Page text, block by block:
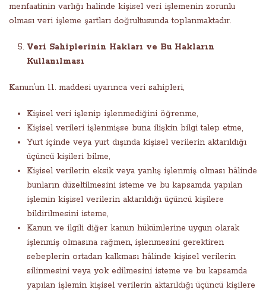
menfaatinin varlığı halinde kişisel veri işlemenin zorunlu
olması veri işleme şartları doğrultusunda toplanmaktadır.
Veri Sahiplerinin Hakları ve Bu Hakların
Kullanılması
Kanun’un 11. maddesi uyarınca veri sahipleri,
Kişisel veri işlenip işlenmediğini öğrenme,
Kişisel verileri işlenmişse buna ilişkin bilgi talep etme,
Yurt içinde veya yurt dışında kişisel verilerin aktarıldığı
üçüncü kişileri bilme,
Kişisel verilerin eksik veya yanlış işlenmiş olması hâlinde
bunların düzeltilmesini isteme ve bu kapsamda yapılan
işlemin kişisel verilerin aktarıldığı üçüncü kişilere
bildirilmesini isteme,
Kanun ve ilgili diğer kanun hükümlerine uygun olarak
işlenmiş olmasına rağmen, işlenmesini gerektiren
sebeplerin ortadan kalkması hâlinde kişisel verilerin
silinmesini veya yok edilmesini isteme ve bu kapsamda
yapılan işlemin kişisel verilerin aktarıldığı üçüncü kişilere